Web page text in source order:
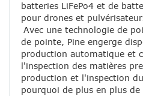
batteries LiFePo4 et de
pour drones et
Avec une technologie de
de pointe, Pine engerge
production automatique et
l'inspection des matières
production et l'inspection
pourquoi de plus en plus de